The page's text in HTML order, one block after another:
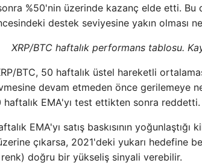
%50'nin üzerinde kazanç elde etti. Bu
destek seviyesine yakın olması
XRP/BTC haftalık performans tablosu.
BTC, 50 haftalık üstel hareketli
devam etmeden önce
haftalık EMA'yı test ettikten sonra reddetti.
EMA'yı satış baskısının
çıkarsa, 2021'deki yukarı hedefine
doğru bir yükseliş sinyali verebilir.